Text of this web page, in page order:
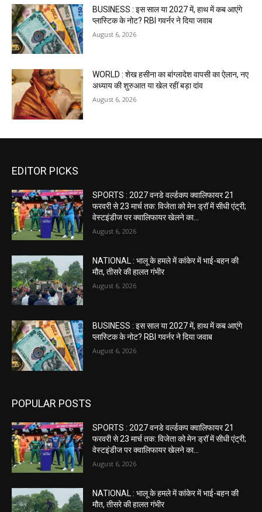
BUSINESS : इस साल या 2027 में, हाथ में कब आएंगे
प्लास्टिक के नोट? RBI गवर्नर ने दिया जवाब
August 6, 2026
WORLD : शेख हसीना का बांग्लादेश वापसी का ऐलान, नए
अध्याय की शुरुआत या खेल रहीं बड़ा दांव
August 6, 2026
EDITOR PICKS
SPORTS : 2027 वनडे वर्ल्डकप क्वालिफायर 21
फरवरी से 23 मार्च तक: विजेता को मेन ड्रॉ में सीधी एंट्री;
वेस्टइंडीज पर क्वालिफायर खेलने का...
August 6, 2026
NATIONAL : भालू के हमले में कांकेर में भाई-बहन की
मौत, तीसरे की हालत गंभीर
August 6, 2026
BUSINESS : इस साल या 2027 में, हाथ में कब आएंगे
प्लास्टिक के नोट? RBI गवर्नर ने दिया जवाब
August 6, 2026
POPULAR POSTS
SPORTS : 2027 वनडे वर्ल्डकप क्वालिफायर 21
फरवरी से 23 मार्च तक: विजेता को मेन ड्रॉ में सीधी एंट्री;
वेस्टइंडीज पर क्वालिफायर खेलने का...
August 6, 2026
NATIONAL : भालू के हमले में कांकेर में भाई-बहन की
मौत, तीसरे की हालत गंभीर